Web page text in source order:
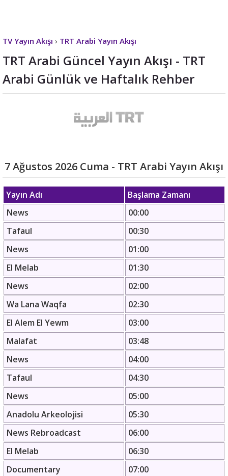
TV Yayın Akışı › TRT Arabi Yayın Akışı
TRT Arabi Güncel Yayın Akışı - TRT
Arabi Günlük ve Haftalık Rehber
7 Ağustos 2026 Cuma - TRT Arabi Yayın Akışı
Yayın Adı
Başlama Zamanı
News
00:00
Tafaul
00:30
News
01:00
El Melab
01:30
News
02:00
Wa Lana Waqfa
02:30
El Alem El Yewm
03:00
Malafat
03:48
News
04:00
Tafaul
04:30
News
05:00
Anadolu Arkeolojisi
05:30
News Rebroadcast
06:00
El Melab
06:30
Documentary
07:00